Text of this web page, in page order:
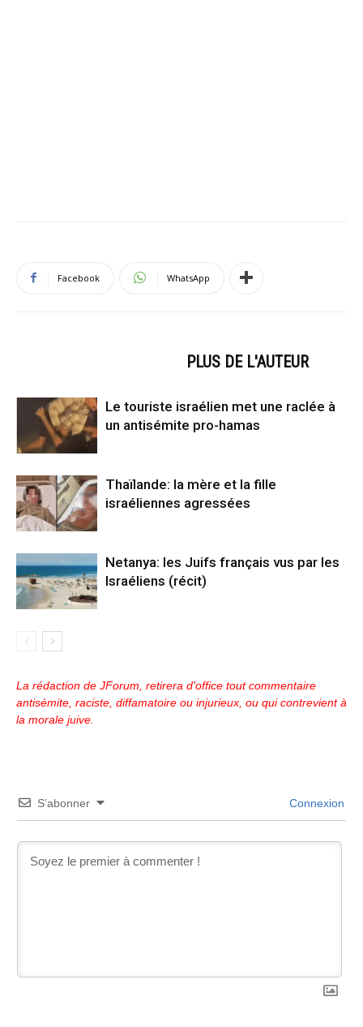
Facebook WhatsApp
PLUS DE L'AUTEUR
Le touriste israélien met une raclée à
un antisémite pro-hamas
Thaïlande: la mère et la fille
israéliennes agressées
Netanya: les Juifs français vus par les
Israéliens (récit)
La rédaction de JForum, retirera d'office tout commentaire
antisémite, raciste, diffamatoire ou injurieux, ou qui contrevient à
la morale juive.
S’abonner Connexion